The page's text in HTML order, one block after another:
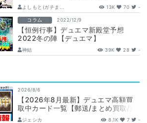
よしもと(ガチま... 13K 70 -
コラム 2022/12/9
【恒例行事】デュエマ新殿堂予想
2022冬の陣【デュエマ】
神結 39K 28 -
2026/8/6
【2026年8月最新】デュエマ高額買
取中カード一覧【郵送/まとめ買取/買
取表/相場/金トレジャー】
ジェシカ 8.1K 7 -